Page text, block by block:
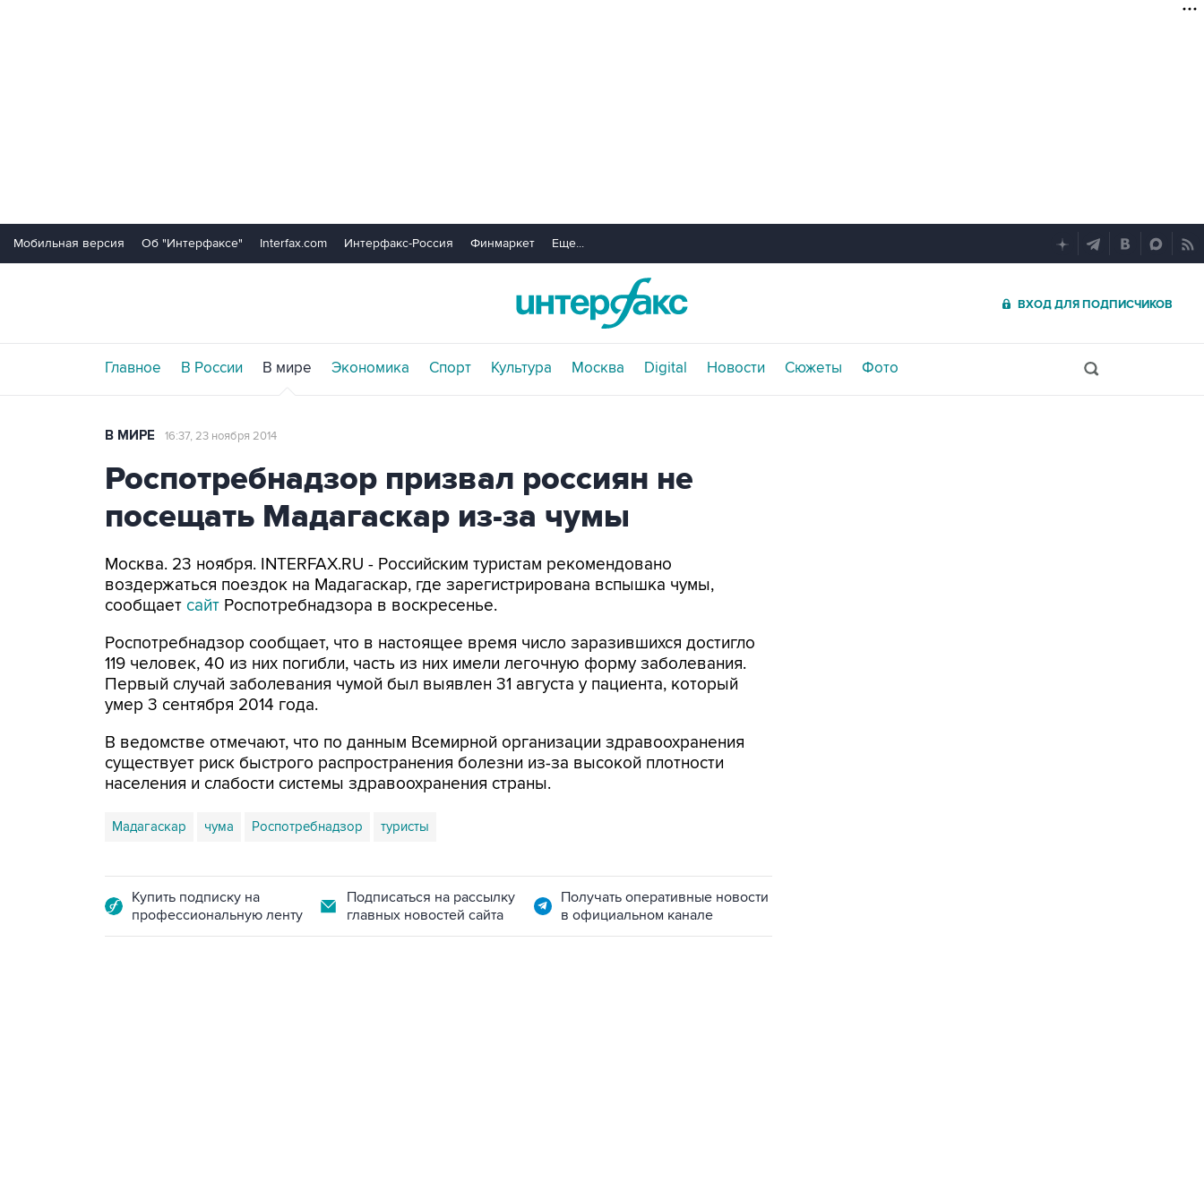
Мобильная версия Об "Интерфаксе" Interfax.com Интерфакс-Россия Финмаркет Еще...
ВХОД ДЛЯ ПОДПИСЧИКОВ
Главное В России В мире Экономика Спорт Культура Москва Digital Новости Сюжеты Фото
В МИРЕ 16:37, 23 ноября 2014
Роспотребнадзор призвал россиян не
посещать Мадагаскар из-за чумы
Москва. 23 ноября. INTERFAX.RU - Российским туристам рекомендовано
воздержаться поездок на Мадагаскар, где зарегистрирована вспышка чумы,
сообщает сайт Роспотребнадзора в воскресенье.
Роспотребнадзор сообщает, что в настоящее время число заразившихся достигло
119 человек, 40 из них погибли, часть из них имели легочную форму заболевания.
Первый случай заболевания чумой был выявлен 31 августа у пациента, который
умер 3 сентября 2014 года.
В ведомстве отмечают, что по данным Всемирной организации здравоохранения
существует риск быстрого распространения болезни из-за высокой плотности
населения и слабости системы здравоохранения страны.
Мадагаскар чума Роспотребнадзор туристы
Купить подписку на
профессиональную ленту
Подписаться на рассылку
главных новостей сайта
Получать оперативные новости
в официальном канале